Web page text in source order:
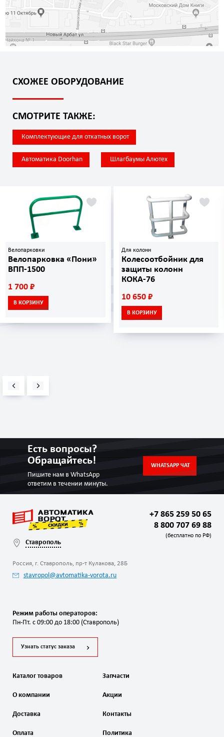
СХОЖЕЕ ОБОРУДОВАНИЕ
СМОТРИТЕ ТАКЖЕ:
Комплектующие для откатных ворот
Автоматика Doorhan Шлагбаумы Алютех
Велопарковки
Велопарковка «Пони»
ВПП-1500
1 700 ₽
В КОРЗИНУ
Для колонн
Колесоотбойник для
защиты колонн
КОКА-76
10 650 ₽
В КОРЗИНУ
Есть вопросы?
Обращайтесь!
Пишите нам в WhatsApp
ответим в течении минуты.
WHATSAPP ЧАТ
Ставрополь
Россия, г. Ставрополь, пр-т Кулакова, 28Б
stavropol@avtomatika-vorota.ru
+7 865 259 50 65
8 800 707 69 88
(бесплатно по РФ)
Режим работы операторов:
Пн-Пт. с 09:00 до 18:00 (Ставрополь)
Узнать статус заказа
Каталог товаров Запчасти
О компании
Доставка
Оплата
Акции
Контакты
Политика